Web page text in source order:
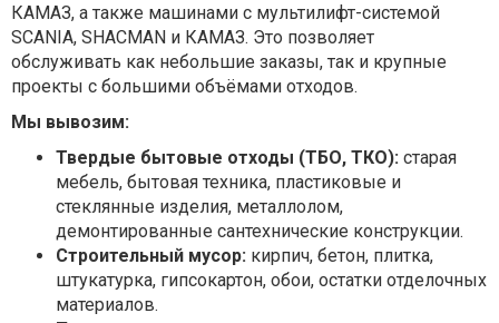
КАМАЗ, а также машинами с мультилифт-системой
SCANIA, SHACMAN и КАМАЗ. Это позволяет
обслуживать как небольшие заказы, так и крупные
проекты с большими объёмами отходов.
Мы вывозим:
Твердые бытовые отходы (ТБО, ТКО): старая
мебель, бытовая техника, пластиковые и
стеклянные изделия, металлолом,
демонтированные сантехнические конструкции.
Строительный мусор: кирпич, бетон, плитка,
штукатурка, гипсокартон, обои, остатки отделочных
материалов.